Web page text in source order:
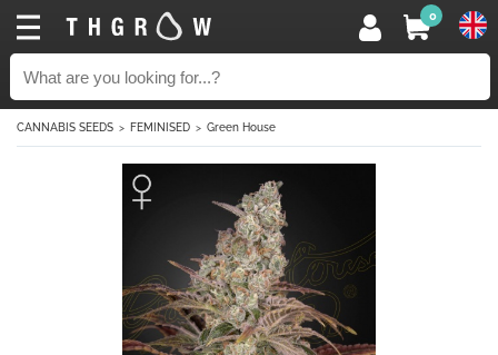
0
CANNABIS SEEDS FEMINISED Green House